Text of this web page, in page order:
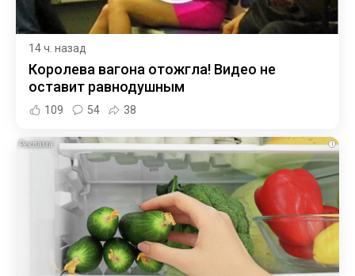
14 ч. назад
Королева вагона отожгла! Видео не
оставит равнодушным
109 54 38
i